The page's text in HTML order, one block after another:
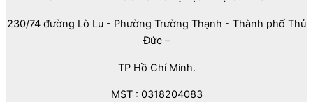
230/74 đường Lò Lu - Phường Trường Thạnh - Thành phố Thủ
Đức –
TP Hồ Chí Minh.
MST : 0318204083